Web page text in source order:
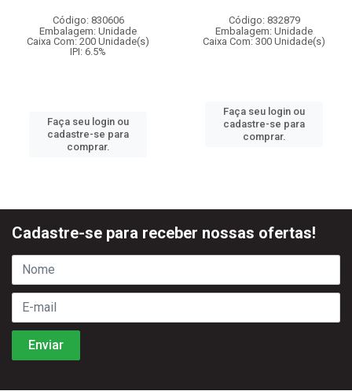
Código: 830606
Embalagem: Unidade
Caixa Com: 200 Unidade(s)
IPI: 6.5%
Faça seu login ou
cadastre-se para
comprar.
Código: 832879
Embalagem: Unidade
Caixa Com: 300 Unidade(s)
Faça seu login ou
cadastre-se para
comprar.
Cadastre-se para receber nossas ofertas!